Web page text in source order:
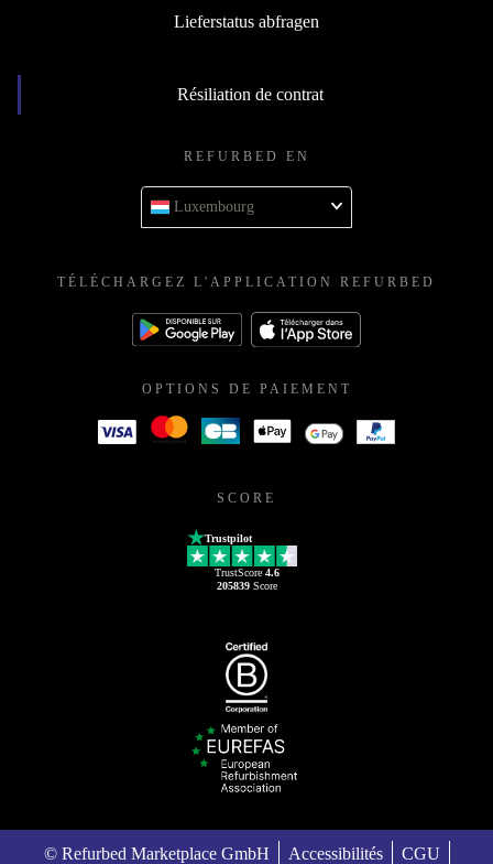
Lieferstatus abfragen
Résiliation de contrat
REFURBED EN
Luxembourg
TÉLÉCHARGEZ L'APPLICATION REFURBED
OPTIONS DE PAIEMENT
SCORE
Trustpilot
TrustScore 4.6
205839Score
© Refurbed Marketplace GmbH Accessibilités CGU